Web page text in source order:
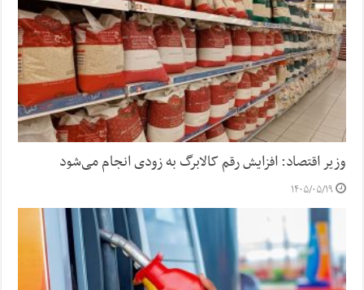
وزیر اقتصاد: افزایش رقم کالابرگ به زودی انجام می‌شود
۱۴۰۵/۰۵/۱۹